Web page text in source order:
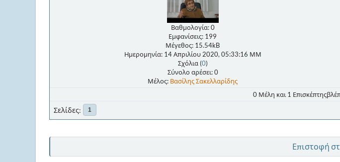
Βαθμολογία: 0
Εμφανίσεις: 199
Μέγεθος: 15.54kB
Ημερομηνία: 14 Απριλίου 2020, 05:33:16 ΜΜ
Σχόλια (0)
Σύνολο αρέσει: 0
Μέλος: Βασίλης Σακελλαρίδης
0 Μέλη και 1
Σελίδες 1
Επιστοφή